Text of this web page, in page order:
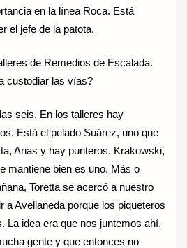
en la línea Roca. Está
el jefe de la patota.
de Remedios de Escalada.
custodiar las vías?
seis. En los talleres hay
Está el pelado Suárez, uno que
Arias y hay punteros. Krakowski,
mantiene bien es uno. Más o
Toretta se acercó a nuestro
a Avellaneda porque los piqueteros
La idea era que nos juntemos ahí,
gente y que entonces no